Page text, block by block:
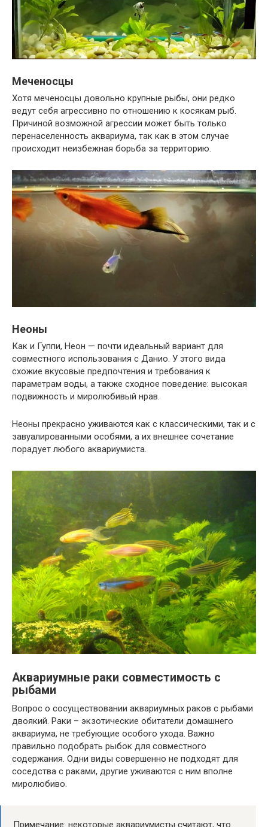
Меченосцы
Хотя меченосцы довольно крупные рыбы, они редко
ведут себя агрессивно по отношению к косякам рыб.
Причиной возможной агрессии может быть только
перенаселенность аквариума, так как в этом случае
происходит неизбежная борьба за территорию.
Неоны
Как и Гуппи, Неон — почти идеальный вариант для
совместного использования с Данио. У этого вида
схожие вкусовые предпочтения и требования к
параметрам воды, а также сходное поведение: высокая
подвижность и миролюбивый нрав.
Неоны прекрасно уживаются как с классическими, так и с
завуалированными особями, а их внешнее сочетание
порадует любого аквариумиста.
Аквариумные раки совместимость с
рыбами
Вопрос о сосуществовании аквариумных раков с рыбами
двоякий. Раки – экзотические обитатели домашнего
аквариума, не требующие особого ухода. Важно
правильно подобрать рыбок для совместного
содержания. Одни виды совершенно не подходят для
соседства с раками, другие уживаются с ним вполне
миролюбиво.
Примечание: некоторые аквариумисты считают, что